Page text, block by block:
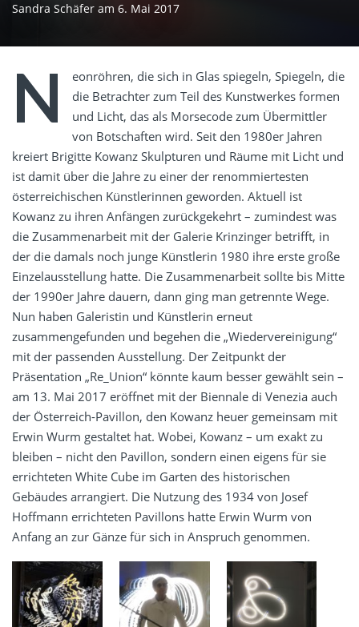
Sandra Schäfer am 6. Mai 2017
N
eonröhren, die sich in Glas spiegeln, Spiegeln, die
die Betrachter zum Teil des Kunstwerkes formen
und Licht, das als Morsecode zum Übermittler
von Botschaften wird. Seit den 1980er Jahren
kreiert Brigitte Kowanz Skulpturen und Räume mit Licht und
ist damit über die Jahre zu einer der renommiertesten
österreichischen Künstlerinnen geworden. Aktuell ist
Kowanz zu ihren Anfängen zurückgekehrt – zumindest was
die Zusammenarbeit mit der Galerie Krinzinger betrifft, in
der die damals noch junge Künstlerin 1980 ihre erste große
Einzelausstellung hatte. Die Zusammenarbeit sollte bis Mitte
der 1990er Jahre dauern, dann ging man getrennte Wege.
Nun haben Galeristin und Künstlerin erneut
zusammengefunden und begehen die „Wiedervereinigung“
mit der passenden Ausstellung. Der Zeitpunkt der
Präsentation „Re_Union“ könnte kaum besser gewählt sein –
am 13. Mai 2017 eröffnet mit der Biennale di Venezia auch
der Österreich-Pavillon, den Kowanz heuer gemeinsam mit
Erwin Wurm gestaltet hat. Wobei, Kowanz – um exakt zu
bleiben – nicht den Pavillon, sondern einen eigens für sie
errichteten White Cube im Garten des historischen
Gebäudes arrangiert. Die Nutzung des 1934 von Josef
Hoffmann errichteten Pavillons hatte Erwin Wurm von
Anfang an zur Gänze für sich in Anspruch genommen.